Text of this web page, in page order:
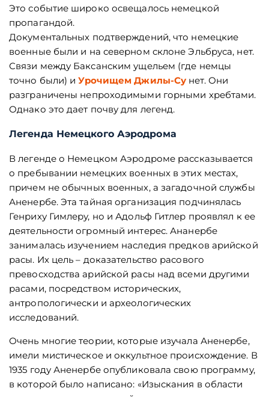
Это событие широко освещалось немецкой
пропагандой.
Документальных подтверждений, что немецкие
военные были и на северном склоне Эльбруса, нет.
Связи между Баксанским ущельем (где немцы
точно были) иУрочищем Джилы-Су нет. Они
разграничены непроходимыми горными хребтами.
Однако это дает почву для легенд.
Легенда Немецкого Аэродрома
В легенде о Немецком Аэродроме рассказывается
о пребывании немецких военных в этих местах,
причем не обычных военных, а загадочной службы
Аненербе. Эта тайная организация подчинялась
Генриху Гимлеру, но и Адольф Гитлер проявлял к ее
деятельности огромный интерес. Ананербе
занималась изучением наследия предков арийской
расы. Их цель – доказательство расового
превосходства арийской расы над всеми другими
расами, посредством исторических,
антропологически и археологических
исследований.
Очень многие теории, которые изучала Аненербе,
имели мистическое и оккультное происхождение. В
1935 году Аненербе опубликовала свою программу,
в которой было написано: «Изыскания в области